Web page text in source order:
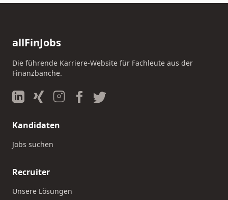
allFinJobs
Die führende Karriere-Website für Fachleute aus der
Finanzbanche.
Kandidaten
Jobs suchen
Recruiter
Unsere Lösungen